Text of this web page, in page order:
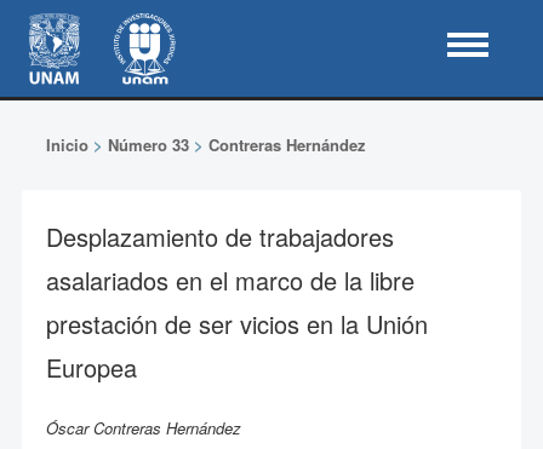
Inicio> Número 33> Contreras Hernández
Desplazamiento de trabajadores
asalariados en el marco de la libre
prestación de ser vicios en la Unión
Europea
Óscar Contreras Hernández